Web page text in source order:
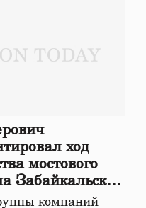
ход
мостового
Забайкальской
компаний